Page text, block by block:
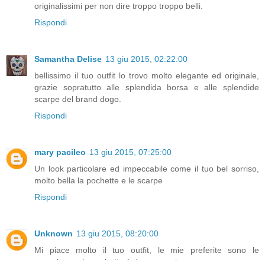
originalissimi per non dire troppo troppo belli.
Rispondi
Samantha Delise 13 giu 2015, 02:22:00
bellissimo il tuo outfit lo trovo molto elegante ed originale,
grazie sopratutto alle splendida borsa e alle splendide
scarpe del brand dogo.
Rispondi
mary pacileo 13 giu 2015, 07:25:00
Un look particolare ed impeccabile come il tuo bel sorriso,
molto bella la pochette e le scarpe
Rispondi
Unknown 13 giu 2015, 08:20:00
Mi piace molto il tuo outfit, le mie preferite sono le